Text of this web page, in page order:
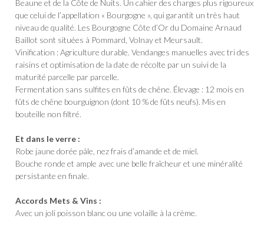
Beaune et de la Côte de Nuits. Un cahier des charges plus rigoureux
que celui de l’appellation « Bourgogne », qui garantit un très haut
niveau de qualité. Les Bourgogne Côte d’Or du Domaine Arnaud
Baillot sont situées à Pommard, Volnay et Meursault.
Vinification : Agriculture durable. Vendanges manuelles avec tri des
raisins et optimisation de la date de récolte par un suivi de la
maturité parcelle par parcelle.
Fermentation sans sulfites en fûts de chêne. Élevage : 12 mois en
fûts de chêne bourguignon (dont 10 % de fûts neufs). Mis en
bouteille non filtré.
Et dans le verre :
Robe jaune dorée pâle, nez frais d’amande et de miel.
Bouche ronde et ample avec une belle fraîcheur et une minéralité
persistante en finale.
Accords Mets & Vins :
Avec un joli poisson blanc ou une volaille à la crème.